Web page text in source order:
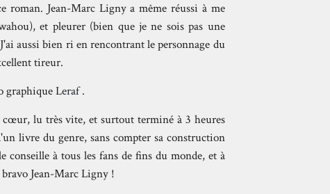
roman. Jean-Marc Ligny a même réussi à me
et pleurer (bien que je ne sois pas une
aussi bien ri en rencontrant le personnage du
tireur.
graphiqueLeraf.
lu très vite, et surtout terminé à 3 heures
livre du genre, sans compter sa construction
à tous les fans de fins du monde, et à
Jean-Marc Ligny !